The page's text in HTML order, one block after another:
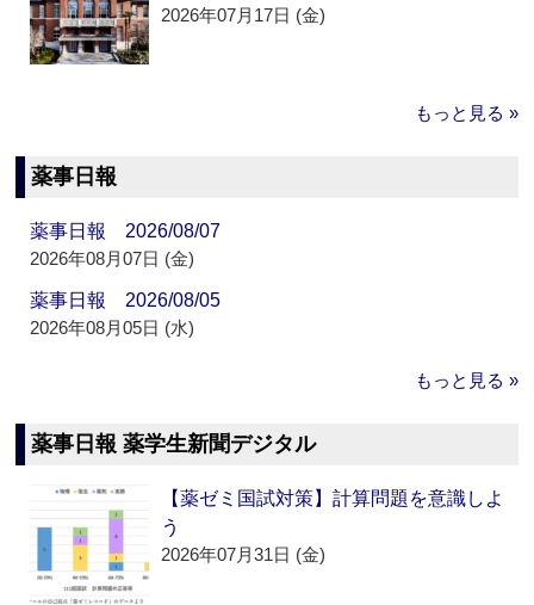
2026年07月17日 (金)
もっと見る »
薬事日報
薬事日報 2026/08/07
2026年08月07日 (金)
薬事日報 2026/08/05
2026年08月05日 (水)
もっと見る »
薬事日報 薬学生新聞デジタル
【薬ゼミ国試対策】計算問題を意識しよ
う
2026年07月31日 (金)